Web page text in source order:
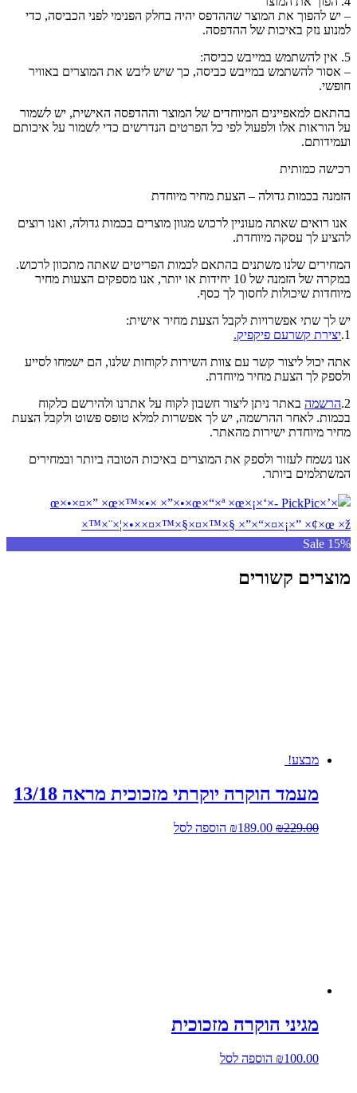
– יש להפוך את המוצר שההדפס יהיה בחלק הפנימי לפני הכביסה, כדי
למנוע נזק באיכות של ההדפסה.
5. אין להשתמש במייבש כביסה:
– אסור להשתמש במייבש כביסה, כך שיש ליבש את המוצרים באוויר
חופשי.
בהתאם למאפיינים המיוחדים של המוצר וההדפסה האישית, יש לשמור
על הוראות אלו ולפעול לפי כל הפרטים הנדרשים כדי לשמור על איכותם
ועמידותם.
רכישה כמותית
הזמנה בכמות גדולה – הצעת מחיר מיוחדת
אנו רואים שאתה מעוניין לרכוש מגוון מוצרים בכמות גדולה, ואנו רוצים
להציע לך עסקה מיוחדת.
המחירים שלנו משתנים בהתאם לכמות הפריטים שאתה מתכוון לרכוש.
במקרה של הזמנה של 10 יחידות או יותר, אנו מספקים הצעות מחיר
מיוחדות שיכולות לחסוך לך כסף.
יש לך שתי אפשרויות לקבל הצעת מחיר אישית:
1. יצירת קשרעם פיקפיק.
אתה יכול ליצור קשר עם צוות השירות לקוחות שלנו, הם ישמחו לסייע
ולספק לך הצעת מחיר מיוחדת.
2. הרשמה באתר ניתן ליצור חשבון לקוח על אתרנו ולהירשם כלקוח
בכמות. לאחר ההרשמה, יש לך אפשרות למלא טופס פשוט ולקבל הצעת
מחיר מיוחדת ישירות מהאתר.
אנו נשמח לעזור ולספק את המוצרים באיכות הטובה ביותר ובמחירים
המשתלמים ביותר.
Sale 15%
מוצרים קשורים
מבצע!
מעמד הוקרה יוקרתי מזכוכית מראה 13/18
₪229.00
המחיר ₪189.00
המחיר
הוספה לסל
מגיני הוקרה מזכוכית
₪100.00 הוספה לסל